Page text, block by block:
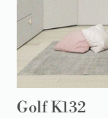
Golf K132